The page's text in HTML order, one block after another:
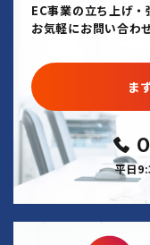
EC事業の立ち上げ・
お気軽にお問い合わ
ま
平日